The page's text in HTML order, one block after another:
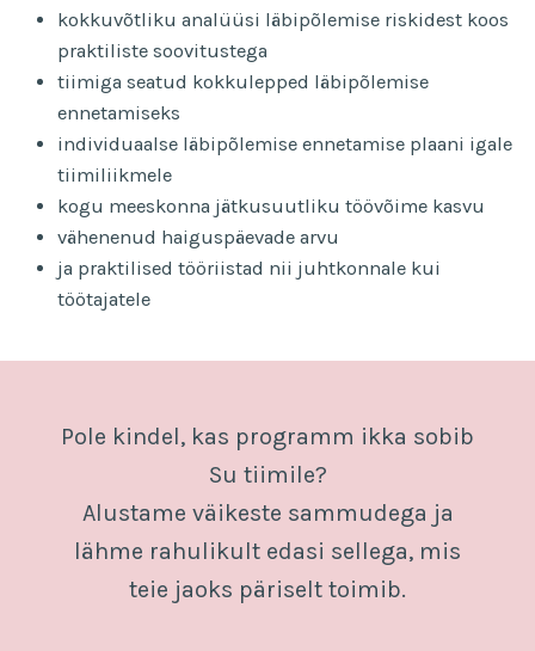
kokkuvõtliku analüüsi läbipõlemise riskidest koos
praktiliste soovitustega
tiimiga seatud kokkulepped läbipõlemise
ennetamiseks
individuaalse läbipõlemise ennetamise plaani igale
tiimiliikmele
kogu meeskonna jätkusuutliku töövõime kasvu
vähenenud haiguspäevade arvu
ja praktilised tööriistad nii juhtkonnale kui
töötajatele
Pole kindel, kas programm ikka sobib
Su tiimile?
Alustame väikeste sammudega ja
lähme rahulikult edasi sellega, mis
teie jaoks päriselt toimib.